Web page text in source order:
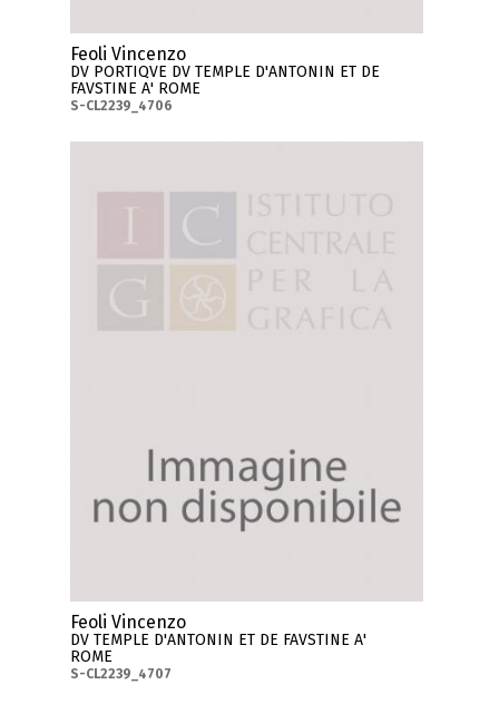
Feoli Vincenzo
DV PORTIQVE DV TEMPLE D'ANTONIN ET DE
FAVSTINE A' ROME
S-CL2239_4706
Feoli Vincenzo
DV TEMPLE D'ANTONIN ET DE FAVSTINE A'
ROME
S-CL2239_4707